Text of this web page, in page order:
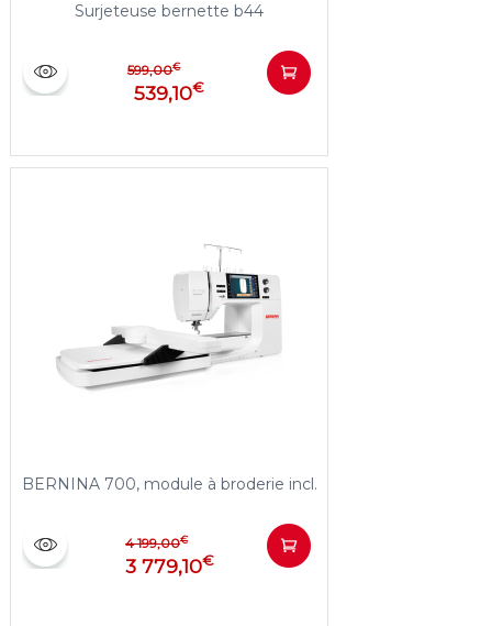
Surjeteuse bernette b44
599,00€
539,10€
BERNINA 700, module à broderie incl.
4 199,00€
3 779,10€